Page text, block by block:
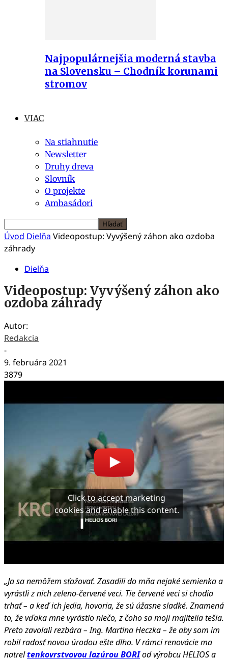
Najpopulárnejšia moderná stavba
na Slovensku – Chodník korunami
stromov
VIAC
Na stiahnutie
Newsletter
Druhy dreva
Slovník
O projekte
Ambasádori
Úvod Dielňa Videopostup: Vyvýšený záhon ako ozdoba
záhrady
Dielňa
Videopostup: Vyvýšený záhon ako
ozdoba záhrady
Autor:
Redakcia
-
9. februára 2021
3879
Click to accept marketing
cookies and enable this content.
„Ja sa nemôžem sťažovať. Zasadili do mňa nejaké semienka a
vyrástli z nich zeleno-červené veci. Tie červené veci si chodia
trhať – a keď ich jedia, hovoria, že sú úžasne sladké. Znamená
to, že vďaka mne vyrástlo niečo, z čoho sa moji majitelia tešia.
Preto zavolali rezbára – Ing. Martina Heczka – že aby som im
robil radosť novou úrodou ešte dlho. V rámci renovácie ma
natreltenkovrstvovou lazúrou BORIod výrobcu HELIOS a